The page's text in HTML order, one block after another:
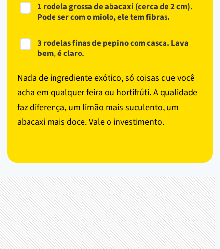
1 rodela grossa de abacaxi (cerca de 2 cm).
Pode ser com o miolo, ele tem fibras.
3 rodelas finas de pepino com casca. Lava
bem, é claro.
Nada de ingrediente exótico, só coisas que você
acha em qualquer feira ou hortifrúti. A qualidade
faz diferença, um limão mais suculento, um
abacaxi mais doce. Vale o investimento.